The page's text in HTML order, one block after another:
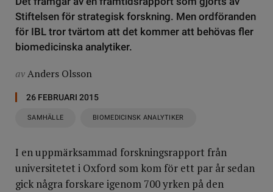
Stiftelsen för strategisk forskning. Men ordföranden
för IBL tror tvärtom att det kommer att behövas fler
biomedicinska analytiker.
avAnders Olsson
26 FEBRUARI 2015
SAMHÄLLE BIOMEDICINSK ANALYTIKER
I en uppmärksammad forskningsrapport från
universitetet i Oxford som kom för ett par år sedan
gick några forskare igenom 700 yrken på den